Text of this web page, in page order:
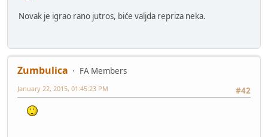
Novak je igrao rano jutros, biće valjda repriza neka.
Zumbulica
FA Members
#42
January 22, 2015, 01:45:23 PM